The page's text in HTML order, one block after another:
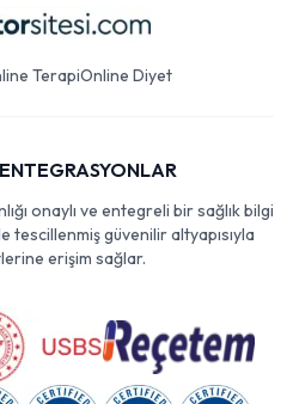
TerapiOnline Diyet
onaylı ve entegreli bir sağlık bilgi
tescillenmiş güvenilir altyapısıyla
erişim sağlar.